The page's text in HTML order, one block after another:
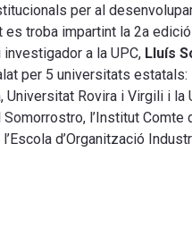
per al
es troba impartint la 2a
a la UPC, Lluís
per 5 universitats
Rovira i Virgili i
l’Institut Comte
d’Organització